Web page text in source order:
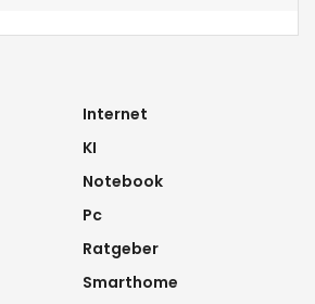
Internet
KI
Notebook
Pc
Ratgeber
Smarthome